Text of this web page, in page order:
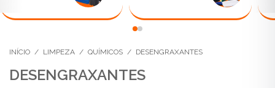
INÍCIO / LIMPEZA / QUÍMICOS / DESENGRAXANTES
DESENGRAXANTES